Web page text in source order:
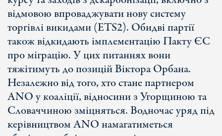
відмовою впроваджувати нову систему
торгівлі викидами (ETS2). Обидві партії
також відкидають імплементацію Пакту ЄС
про міграцію. У цих питаннях вони
тяжітимуть до позицій Віктора Орбана.
Незалежно від того, хто стане партнером
ANO у коаліції, відносини з Угорщиною та
Словаччиною зміцняться. Водночас уряд під
керівництвом ANO намагатиметься